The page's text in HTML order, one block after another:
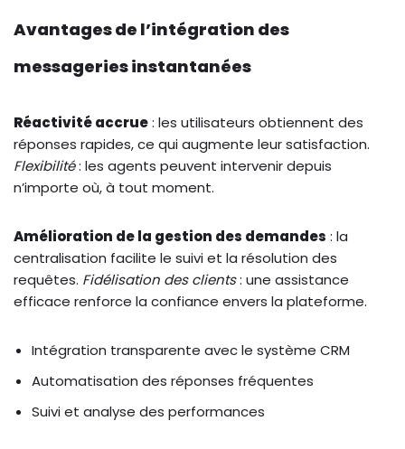
Avantages de l’intégration des
messageries instantanées
Réactivité accrue: les utilisateurs obtiennent des
réponses rapides, ce qui augmente leur satisfaction.
Flexibilité: les agents peuvent intervenir depuis
n’importe où, à tout moment.
Amélioration de la gestion des demandes : la
centralisation facilite le suivi et la résolution des
requêtes. Fidélisation des clients: une assistance
efficace renforce la confiance envers la plateforme.
Intégration transparente avec le système CRM
Automatisation des réponses fréquentes
Suivi et analyse des performances